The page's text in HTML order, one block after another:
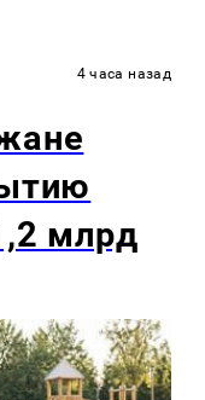
4 часа назад
млрд